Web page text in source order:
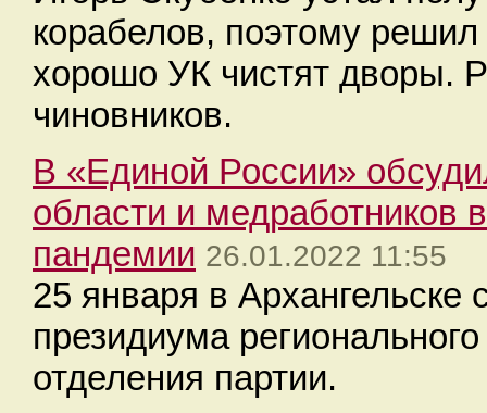
корабелов, поэтому решил
хорошо УК чистят дворы.
чиновников.
В «Единой России»
области и медработников
пандемии 26.01.2022 11:55
25 января в Архангельске
президиума
отделения партии.